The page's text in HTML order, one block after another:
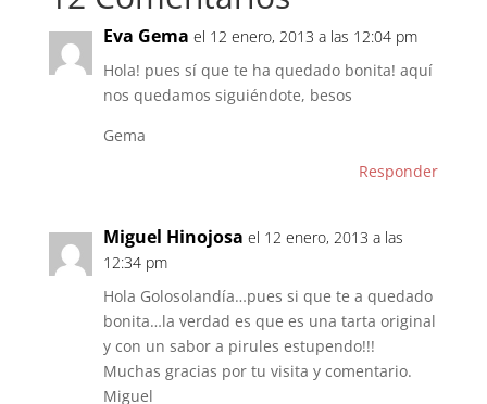
Eva Gema el 12 enero, 2013 a las 12:04 pm
Hola! pues sí que te ha quedado bonita! aquí
nos quedamos siguiéndote, besos
Gema
Responder
Miguel Hinojosa el 12 enero, 2013 a las
12:34 pm
Hola Golosolandía…pues si que te a quedado
bonita…la verdad es que es una tarta original
y con un sabor a pirules estupendo!!!
Muchas gracias por tu visita y comentario.
Miguel